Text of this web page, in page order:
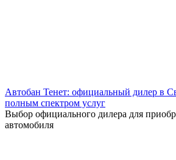
Автобан Тенет: официальный дилер в
полным спектром услуг
Выбор официального дилера для
автомобиля